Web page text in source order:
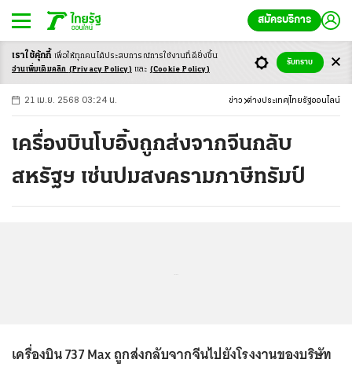
สมัครบริการ
-ก ก ก+
21 เม.ย. 2568 03:24 น. ข่าว ต่างประเทศ ไทยรัฐออนไลน์
เครื่องบินโบอิ้งถูกส่งจากจีนกลับ
สหรัฐฯ เซ่นปมสงครามภาษีทรัมป์
เครื่องบิน 737 Max ถูกส่งกลับจากจีนไปยังโรงงานของบริษัท
เราใช้คุ้กกี้ เพื่อให้ทุกคนได้ประสบการณ์การใช้งานที่ดียิ่งขึ้น
อ่านเพิ่มเติมคลิก (Privacy Policy) และ (Cookie Policy)
รับทราบ